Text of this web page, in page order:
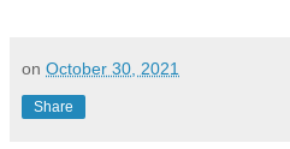
on October 30, 2021
Share